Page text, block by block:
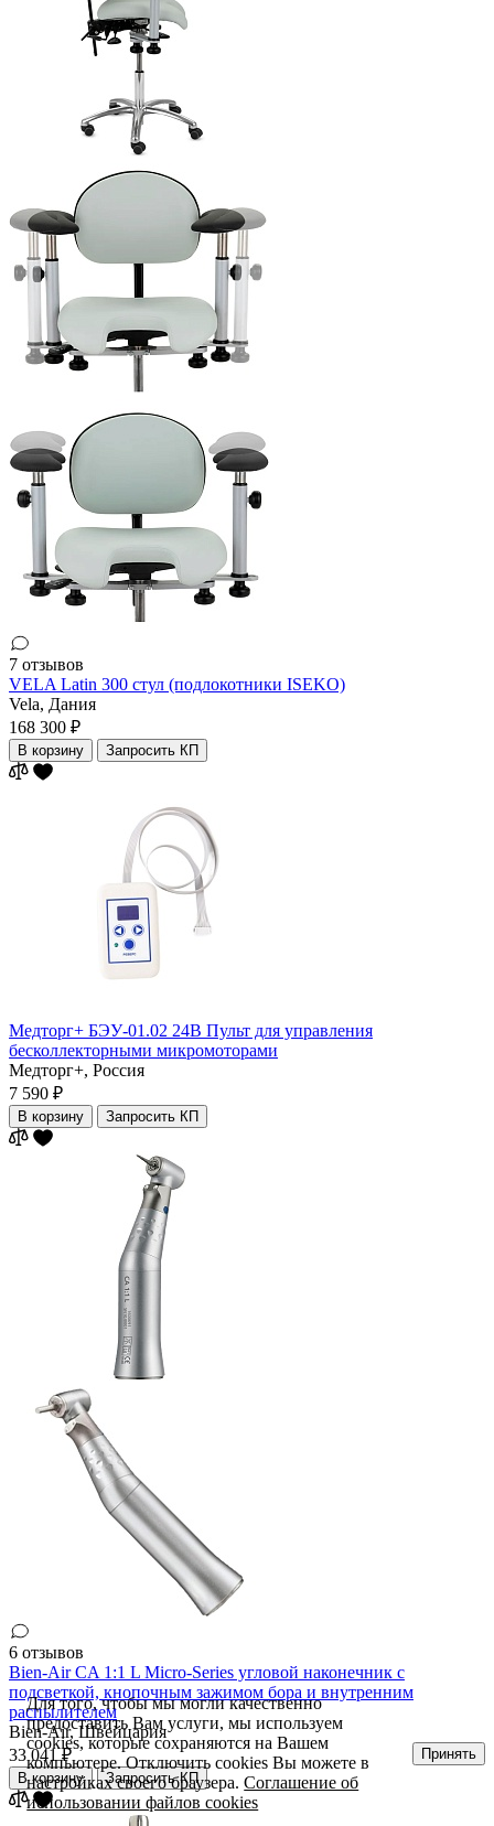
7 отзывов
VELA Latin 300 стул (подлокотники ISEKO)
Vela, Дания
168 300 ₽
В корзину Запросить КП
Медторг+ БЭУ-01.02 24В Пульт для управления
бесколлекторными микромоторами
Медторг+, Россия
7 590 ₽
В корзину Запросить КП
6 отзывов
Bien-Air CA 1:1 L Micro-Series угловой наконечник с
подсветкой, кнопочным зажимом бора и внутренним
распылителем
Bien-Air,Швейцария
33 041 ₽
В корзину Запросить КП
Для того, чтобы мы могли качественно
предоставить Вам услуги, мы используем
cookies, которые сохраняются на Вашем
компьютере. Отключить cookies Вы можете в
настройках своего браузера.Соглашение об
использовании файлов cookies
Принять